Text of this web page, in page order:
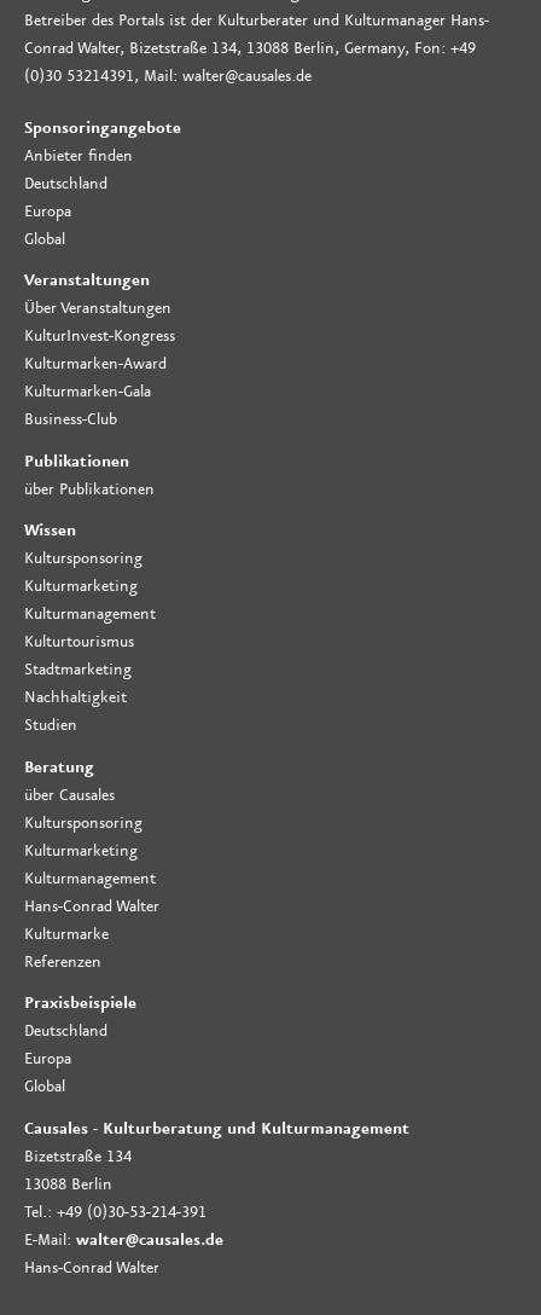
Betreiber des Portals ist der Kulturberater und Kulturmanager Hans-
Conrad Walter, Bizetstraße 134, 13088 Berlin, Germany, Fon: +49
(0)30 53214391, Mail: walter@causales.de
Sponsoringangebote
Anbieter finden
Deutschland
Europa
Global
Veranstaltungen
Über Veranstaltungen
KulturInvest-Kongress
Kulturmarken-Award
Kulturmarken-Gala
Business-Club
Publikationen
über Publikationen
Wissen
Kultursponsoring
Kulturmarketing
Kulturmanagement
Kulturtourismus
Stadtmarketing
Nachhaltigkeit
Studien
Beratung
über Causales
Kultursponsoring
Kulturmarketing
Kulturmanagement
Hans-Conrad Walter
Kulturmarke
Referenzen
Praxisbeispiele
Deutschland
Europa
Global
Causales - Kulturberatung und Kulturmanagement
Bizetstraße 134
13088 Berlin
Tel.: +49 (0)30-53-214-391
E-Mail: walter@causales.de
Hans-Conrad Walter